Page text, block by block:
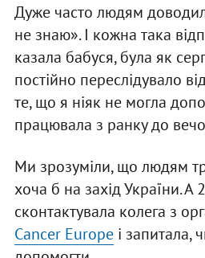
Дуже часто людям
не знаю». І кожна така
казала бабуся, була як
постійно переслідувало
те, що я ніяк не могла
працювала з ранку до
Ми зрозуміли, що людям
хоча б на захід України. А
сконтактувала колега з
Cancer Europeі запитала,